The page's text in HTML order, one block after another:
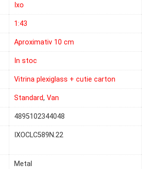
Ixo
1:43
Aproximativ 10 cm
In stoc
Vitrina plexiglass + cutie carton
Standard, Van
4895102344048
IXOCLC589N.22
Metal